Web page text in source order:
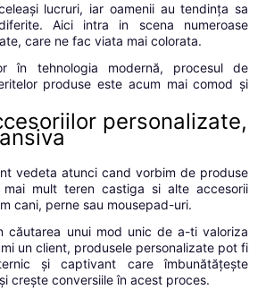
lucruri, iar oamenii au tendința sa
Aici intra in scena numeroase
care ne fac viata mai colorata.
în tehnologia modernă, procesul de
produse este acum mai comod și
personalizate,
vedeta atunci cand vorbim de produse
mult teren castiga si alte accesorii
cani, perne sau mousepad-uri.
căutarea unui mod unic de a-ti valoriza
un client, produsele personalizate pot fi
și captivant care îmbunătățește
crește conversiile în acest proces.